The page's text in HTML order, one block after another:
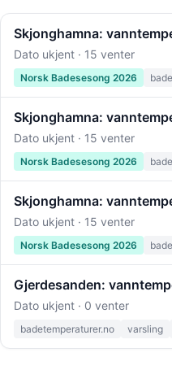
Skjonghamna:
Dato ukjent · 15 venter
Norsk Badesesong 2026
Skjonghamna:
Dato ukjent · 15 venter
Norsk Badesesong 2026
Skjonghamna:
Dato ukjent · 15 venter
Norsk Badesesong 2026
Gjerdesanden:
Dato ukjent · 0 venter
badetemperaturer.no varsling